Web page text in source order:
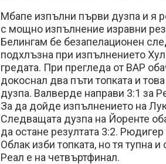
Мбапе изпълни първи дузпа и я
с мощно изпълнение изравни
Белингам бе безапелационен
подхлъзна при изпълнението
гредата. При прегледа от ВАР
докоснал два пъти топката и
дузпа. Валверде направи 3:1 за
За да дойде изпълнението на
Следващата дузпа на Йоренте
да остане резултата 3:2.
Облак изби топката, но тя тупна
Реал е на четвъртфинал.